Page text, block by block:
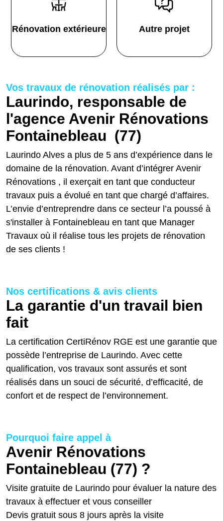
Rénovation extérieure Autre projet
Vos travaux de rénovation réalisés par :
Laurindo, responsable de
l'agence Avenir Rénovations
Fontainebleau (77)
Laurindo Alves a plus de 5 ans d’expérience dans le
domaine de la rénovation. Avant d’intégrer Avenir
Rénovations , il exerçait en tant que conducteur
travaux puis a évolué en tant que chargé d’affaires.
L’envie d’entreprendre dans ce secteur l’a poussé à
s'installer à Fontainebleau en tant que Manager
Travaux où il réalise tous les projets de rénovation
de ses clients !
Nos certifications & avis clients
La garantie d'un travail bien
fait
La certification CertiRénov RGE est une garantie que
possède l’entreprise de Laurindo. Avec cette
qualification, vos travaux sont assurés et sont
réalisés dans un souci de sécurité, d’efficacité, de
confort et de respect de l’environnement.
Pourquoi faire appel à
Avenir Rénovations
Fontainebleau (77) ?
Visite gratuite de Laurindo pour évaluer la nature des
travaux à effectuer et vous conseiller
Devis gratuit sous 8 jours après la visite